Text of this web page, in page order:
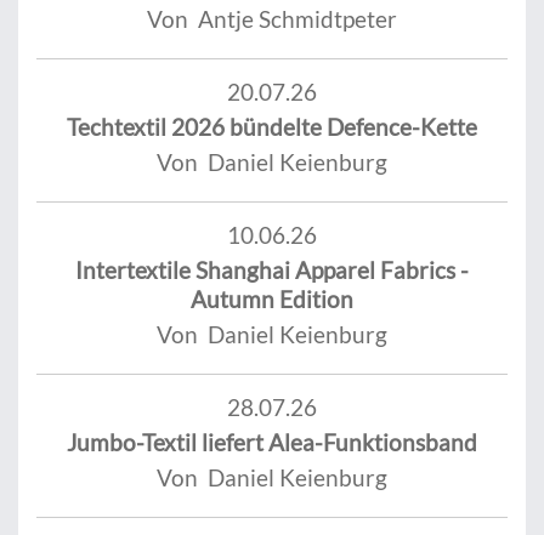
Von Antje Schmidtpeter
20.07.26
Techtextil 2026 bündelte Defence-Kette
Von Daniel Keienburg
10.06.26
Intertextile Shanghai Apparel Fabrics -
Autumn Edition
Von Daniel Keienburg
28.07.26
Jumbo-Textil liefert Alea-Funktionsband
Von Daniel Keienburg